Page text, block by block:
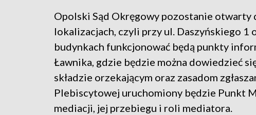
Opolski Sąd Okręgowy pozostanie
lokalizacjach, czyli przy ul. Daszyńskiego 1
budynkach funkcjonować będą punkty
Ławnika, gdzie będzie można dowiedzieć
składzie orzekającym oraz zasadom
Plebiscytowej uruchomiony będzie Punkt
mediacji, jej przebiegu i roli mediatora.